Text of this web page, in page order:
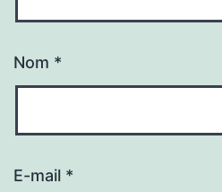
Nom *
E-mail *